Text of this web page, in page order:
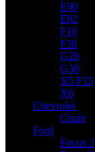
E90
E92
F10
F30
G20
G30
X5 F15
X6
Chevrolet
Cruze
Ford
Focus 2